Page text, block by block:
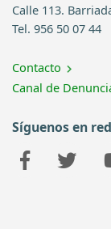
Calle 113.
Tel. 956 50 07 44
Contacto
Canal de
Síguenos en